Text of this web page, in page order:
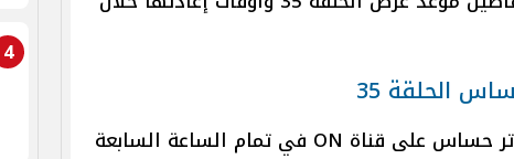
الحلقة 35
تُعرض الحلقة 35 من مسلسل وتر حساس على قناة ON في تمام الساعة السابعة
4